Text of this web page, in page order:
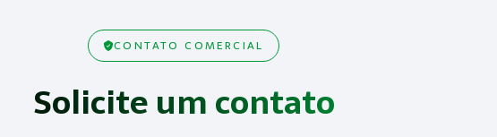
CONTATO COMERCIAL
Solicite um contato